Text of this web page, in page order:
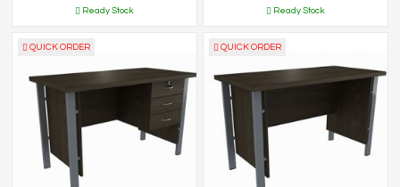
Ready Stock Ready Stock
QUICK ORDER QUICK ORDER